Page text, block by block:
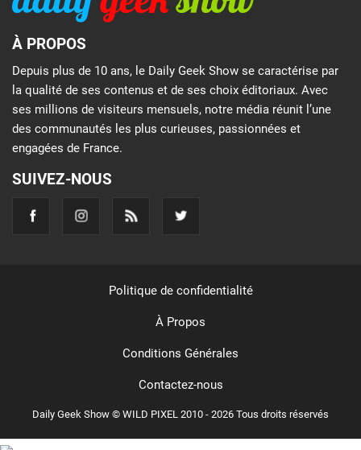
À PROPOS
Depuis plus de 10 ans, le Daily Geek Show se caractérise par
la qualité de ses contenus et de ses choix éditoriaux. Avec
ses millions de visiteurs mensuels, notre média réunit l’une
des communautés les plus curieuses, passionnées et
engagées de France.
SUIVEZ-NOUS
Daily Geek Show © WILD PIXEL 2010 - 2026 Tous droits réservés
Politique de confidentialité
À Propos
Conditions Générales
Contactez-nous